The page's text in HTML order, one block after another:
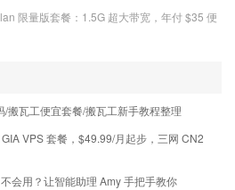
限量版套餐：1.5G 超大带宽，年付 $35 便
搬瓦工便宜套餐/搬瓦工新手教程整理
VPS 套餐，$49.99/月起步，三网 CN2
会用？让智能助理 Amy 手把手教你